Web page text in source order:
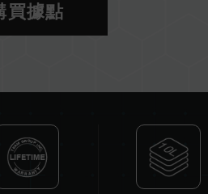
。
準）運行，如 DDR4 2133
屬正常現象，並非產品瑕
手動啟用，部分主機板可能
買據點